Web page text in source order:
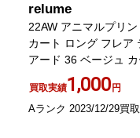
relume
22AW アニマルプリン
カート ロング フレア
アード 36 ベージュ カ
ブラウン 黒
買取実績1,000円
Aランク 2023/12/29買取